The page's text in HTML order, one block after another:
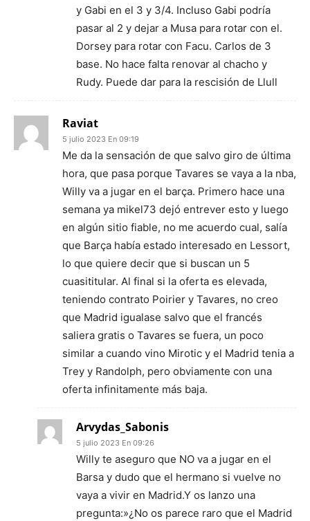
y Gabi en el 3 y 3/4. Incluso Gabi podría
pasar al 2 y dejar a Musa para rotar con el.
Dorsey para rotar con Facu. Carlos de 3
base. No hace falta renovar al chacho y
Rudy. Puede dar para la rescisión de Llull
Raviat
5 julio 2023 En 09:19
Me da la sensación de que salvo giro de última
hora, que pasa porque Tavares se vaya a la nba,
Willy va a jugar en el barça. Primero hace una
semana ya mikel73 dejó entrever esto y luego
en algún sitio fiable, no me acuerdo cual, salía
que Barça había estado interesado en Lessort,
lo que quiere decir que si buscan un 5
cuasititular. Al final si la oferta es elevada,
teniendo contrato Poirier y Tavares, no creo
que Madrid igualase salvo que el francés
saliera gratis o Tavares se fuera, un poco
similar a cuando vino Mirotic y el Madrid tenia a
Trey y Randolph, pero obviamente con una
oferta infinitamente más baja.
Arvydas_Sabonis
5 julio 2023 En 09:26
Willy te aseguro que NO va a jugar en el
Barsa y dudo que el hermano si vuelve no
vaya a vivir en Madrid.Y os lanzo una
pregunta:»¿No os parece raro que el Madrid